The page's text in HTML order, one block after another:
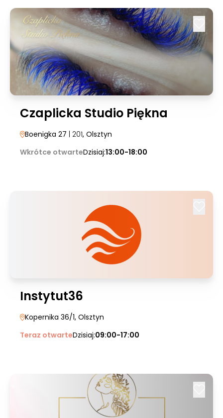
Czaplicka Studio Piękna
Boenigka 27 | 201, Olsztyn
Wkrótce otwarteDzisiaj:13:00-18:00
Instytut36
Kopernika 36/1, Olsztyn
Teraz otwarteDzisiaj:09:00-17:00